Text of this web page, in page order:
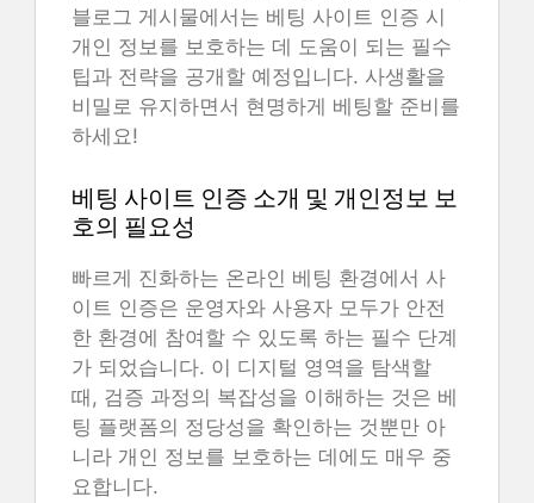
블로그 게시물에서는 베팅 사이트 인증 시
개인 정보를 보호하는 데 도움이 되는 필수
팁과 전략을 공개할 예정입니다. 사생활을
비밀로 유지하면서 현명하게 베팅할 준비를
하세요!
베팅 사이트 인증 소개 및 개인정보 보
호의 필요성
빠르게 진화하는 온라인 베팅 환경에서 사
이트 인증은 운영자와 사용자 모두가 안전
한 환경에 참여할 수 있도록 하는 필수 단계
가 되었습니다. 이 디지털 영역을 탐색할
때, 검증 과정의 복잡성을 이해하는 것은 베
팅 플랫폼의 정당성을 확인하는 것뿐만 아
니라 개인 정보를 보호하는 데에도 매우 중
요합니다.